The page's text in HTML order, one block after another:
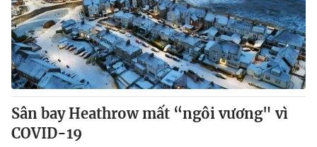
Tin tức
Thế giới đó đây
Câu chuyện quốc tế
Kinh tế
Tài chính
Thị trường
Góc doanh nghiệp
Dữ liệu và đời sống
Truyền hình
Sân bay Heathrow mất “ngôi vương" vì
COVID-19